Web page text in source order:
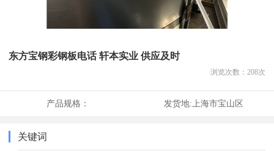
东方宝钢彩钢板电话 轩本实业 供应及时
浏览次数： 208次
产品规格： 发货地:上海市宝山区
关键词